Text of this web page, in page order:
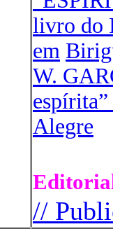
livro do
em
W.
Alegre
//